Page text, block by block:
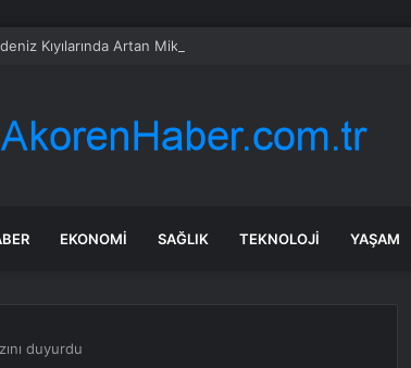
Kıyılarında Artan Mikroplastik Kirliliği TBMM Gündemine
EKONOMI SAĞLIK TEKNOLOJI YAŞAM
duyurdu